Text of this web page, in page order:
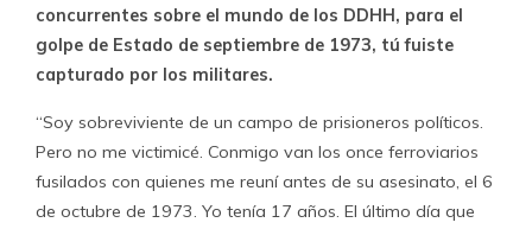
concurrentes sobre el mundo de los DDHH, para el
golpe de Estado de septiembre de 1973, tú fuiste
capturado por los militares.
“Soy sobreviviente de un campo de prisioneros políticos.
Pero no me victimicé. Conmigo van los once ferroviarios
fusilados con quienes me reuní antes de su asesinato, el 6
de octubre de 1973. Yo tenía 17 años. El último día que